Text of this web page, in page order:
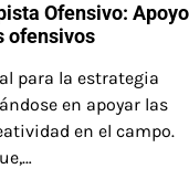
Ofensivo: Apoyo
ofensivos
para la estrategia
en apoyar las
en el campo.